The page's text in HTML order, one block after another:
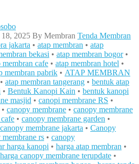
2025 By Membran Tenda Membran
jakarta • atap membran • atap
bekasi • atap membran bogor•
membran cafe • atap membran hotel •
membran pabrik • ATAP MEMBRAN
• atap membran tangerang • bentuk atap
• Bentuk Kanopi Kain • bentuk kanopi
masjid • canopi membrane RS •
• canopy membrane • canopy membrane
• canopy membrane garden •
canopy membrane jakarta • Canopy
membrane rs • canopy
harga kanopi • harga atap membran •
harga canopy membrane terupdate •